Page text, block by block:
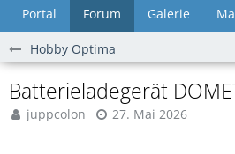
Portal Forum Galerie
Hobby Optima
Batterieladegerät
juppcolon 27. Mai 2026